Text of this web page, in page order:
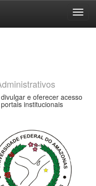
e oferecer acesso
institucionais